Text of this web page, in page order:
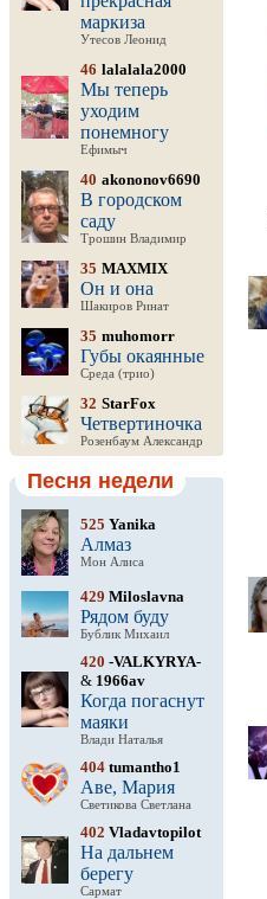
маркиза
Утесов Леонид
46 lalalala2000
Мы теперь
уходим
понемногу
Ефимыч
40 akononov6690
В городском
саду
Трошин Владимир
35 MAXMIX
Он и она
Шакиров Ринат
35 muhomorr
Губы окаянные
Среда (трио)
32 StarFox
Четвертиночка
Розенбаум Александр
Песня недели
525 Yanika
Алмаз
Мон Алиса
429 Miloslavna
Рядом буду
Бублик Михаил
420 -VALKYRYA-
& 1966av
Когда погаснут
маяки
Влади Наталья
404 tumantho1
Аве, Мария
Светикова Светлана
402 Vladavtopilot
На дальнем
берегу
Сармат